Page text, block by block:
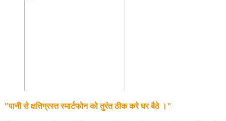
"पानी से क्षतिग्रस्त स्मार्टफोन को तुरंत ठीक करे घर बैठे ।"